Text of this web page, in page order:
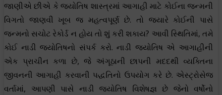
જાણીએ છીએ કે જ્યોતિષ શાસ્ત્રમાં આગાહી માટે કોઈના જન્મની
વિગતો જાણવી ખૂબ જ મહત્વપૂર્ણ છે. તો જ્યારે કોઈની પાસે
જન્મનો સચોટ રેકોર્ડ ન હોય તો શું કરી શકાય? આવી સ્થિતિમાં, તમે
કોઈ નાડી જ્યોતિષનો સંપર્ક કરો. નાડી જ્યોતિષ એ આગાહીની
એક પ્રાચીન કળા છે, જે અંગૂઠાની છાપની મદદથી વ્યક્તિના
જીવનની આગાહી કરવાની પદ્ધતિનો ઉપયોગ કરે છે. એસ્ટ્રોસેજ
વર્તામાં, આપણી પાસે નાડી જ્યોતિષ વિશેષજ્ઞ છે જેનો વર્ષોનો